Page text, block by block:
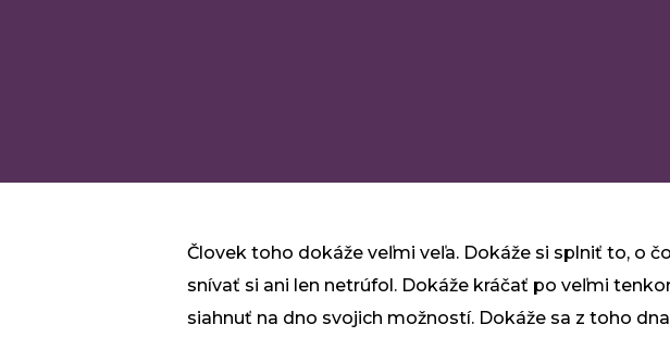
Človek toho dokáže veľmi veľa. Dokáže si splniť to, o
snívať si ani len netrúfol. Dokáže kráčať po veľmi
siahnuť na dno svojich možností. Dokáže sa z toho